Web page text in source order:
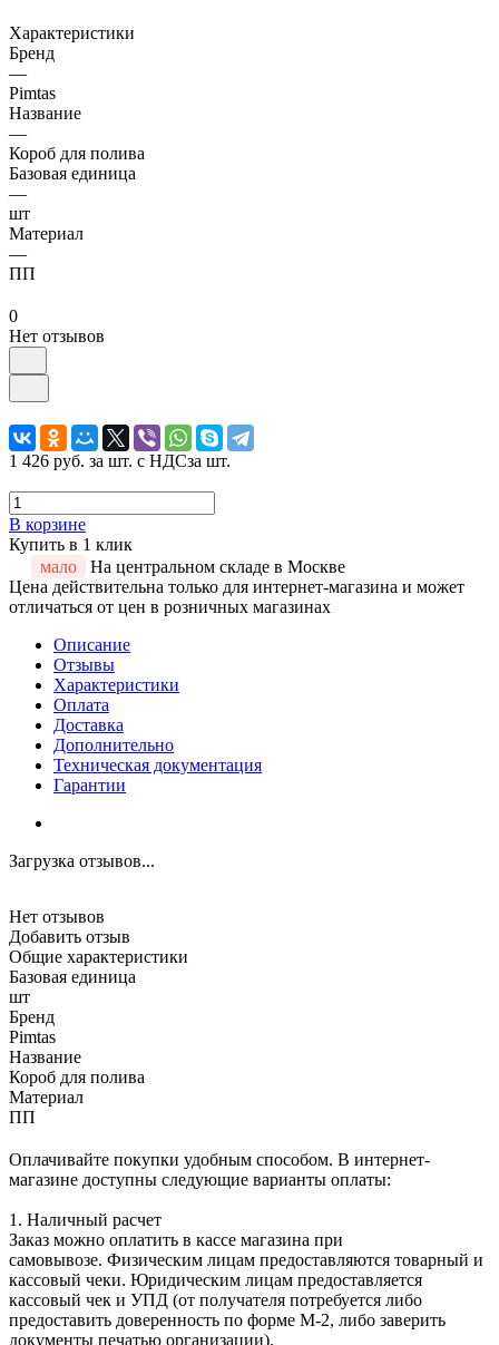
Характеристики
Бренд
—
Pimtas
Название
—
Короб для полива
Базовая единица
—
шт
Материал
—
ПП
0
Нет отзывов
1 426 руб. за шт. с НДСза шт.
В корзине
Купить в 1 клик
мало
На центральном складе в Москве
Цена действительна только для интернет-магазина и может
отличаться от цен в розничных магазинах
Описание
Отзывы
Характеристики
Оплата
Доставка
Дополнительно
Техническая документация
Гарантии
Загрузка отзывов...
Нет отзывов
Добавить отзыв
Общие характеристики
Базовая единица
шт
Бренд
Pimtas
Название
Короб для полива
Материал
ПП
Оплачивайте покупки удобным способом. В интернет-
магазине доступны следующие варианты оплаты:
1. Наличный расчет
Заказ можно оплатить в кассе магазина при
самовывозе. Физическим лицам предоставляются товарный и
кассовый чеки. Юридическим лицам предоставляется
кассовый чек и УПД (от получателя потребуется либо
предоставить доверенность по форме М-2, либо заверить
документы печатью организации).